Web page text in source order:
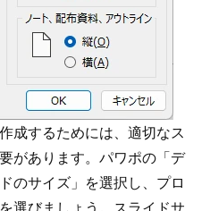
成するためには、適切なス
があります。パワポの「デ
のサイズ」を選択し、プロ